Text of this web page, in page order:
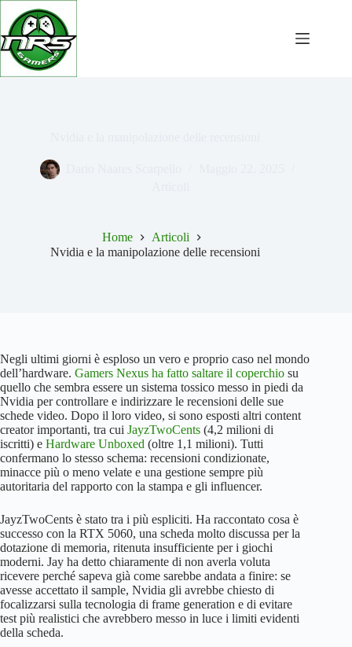
Salta
contenuto
Home
Articoli
Nvidia e la manipolazione delle recensioni
Negli ultimi giorni è esploso un vero e proprio caso nel mondo
dell’hardware. Gamers Nexus ha fatto saltare il coperchio su
quello che sembra essere un sistema tossico messo in piedi da
Nvidia per controllare e indirizzare le recensioni delle sue
schede video. Dopo il loro video, si sono esposti altri content
creator importanti, tra cui JayzTwoCents (4,2 milioni di
iscritti) e Hardware Unboxed (oltre 1,1 milioni). Tutti
confermano lo stesso schema: recensioni condizionate,
minacce più o meno velate e una gestione sempre più
autoritaria del rapporto con la stampa e gli influencer.
JayzTwoCents è stato tra i più espliciti. Ha raccontato cosa è
successo con la RTX 5060, una scheda molto discussa per la
dotazione di memoria, ritenuta insufficiente per i giochi
moderni. Jay ha detto chiaramente di non averla voluta
ricevere perché sapeva già come sarebbe andata a finire: se
avesse accettato il sample, Nvidia gli avrebbe chiesto di
focalizzarsi sulla tecnologia di frame generation e di evitare
test più realistici che avrebbero messo in luce i limiti evidenti
della scheda.